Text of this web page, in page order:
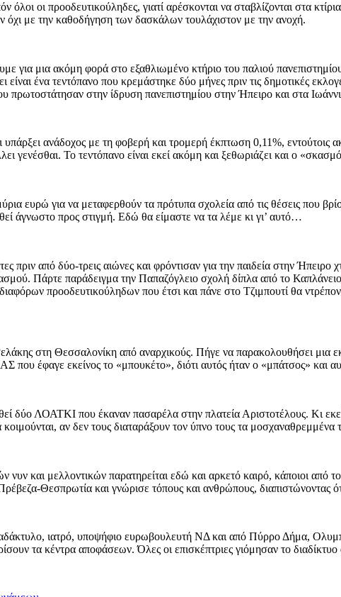
όλοι οι προοδευτικούληδες, γιατί αρέσκονται να σταβλίζονται στα
όχι με την καθοδήγηση των δασκάλων τουλάχιστον με την ανοχή.
για μια ακόμη φορά στο εξαθλιωμένο κτήριο του παλιού
ένα τεντόπανο που κρεμάστηκε δύο μήνες πριν τις δημοτικές
πρωτοστάτησαν στην ίδρυση πανεπιστημίου στην Ήπειρο και στα
υπάρξει ανάδοχος με τη φοβερή και τρομερή έκπτωση 0,11%,
γενέσθαι. Το τεντόπανο είναι εκεί ακόμη και ξεθωριάζει και ο
ευρώ για να μεταφερθούν τα πρότυπα σχολεία από τις θέσεις που
άγνωστο προς στιγμή. Εδώ θα είμαστε να τα λέμε κι γι’ αυτό…
πριν από δύο-τρεις αιώνες και φρόντισαν για την παιδεία στην
Πάρτε παράδειγμα την Παπαζόγλειο σχολή δίπλα από το
διαφόρων προοδευτικούληδων που έτσι και πάνε στο Τζιμπουτί θα
στη Θεσσαλονίκη από αναρχικούς. Πήγε να παρακολουθήσει μια
έφαγε εκείνος το «μπουκέτο», διότι αυτός ήταν ο «μπάτσος» και
δύο ΛΟΑΤΚΙ που έκαναν πασαρέλα στην πλατεία Αριστοτέλους. Κι
αν δεν τους διαταράξουν τον ύπνο τους τα μοσχαναθρεμμένα
και μελλοντικών παρατηρείται εδώ και αρκετό καιρό, κάποιοι από
Θεσπρωτία και γνώρισε τόπους και ανθρώπους, διαπιστώνοντας
ιατρό, υποψήφιο ευρωβουλευτή ΝΔ και από Πύρρο Δήμα,
τα κέντρα αποφάσεων. Όλες οι επισκέπτριες γιόμησαν το